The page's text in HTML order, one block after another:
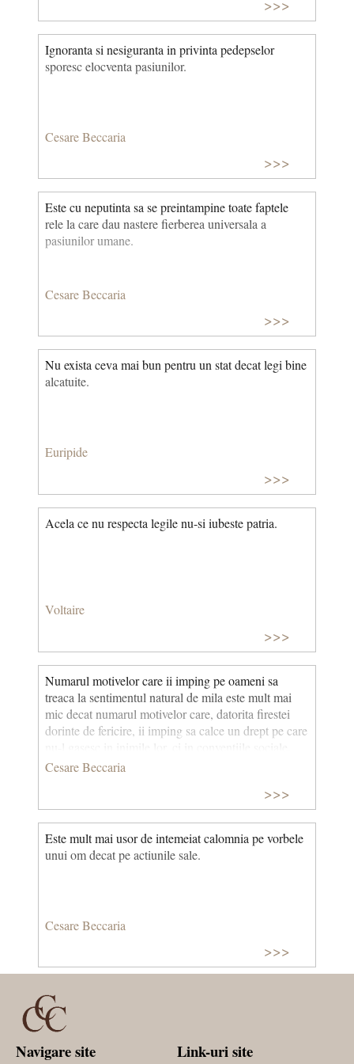
>>>
Ignoranta si nesiguranta in privinta pedepselor
sporesc elocventa pasiunilor.
Cesare Beccaria
>>>
Este cu neputinta sa se preintampine toate faptele
rele la care dau nastere fierberea universala a
pasiunilor umane.
Cesare Beccaria
>>>
Nu exista ceva mai bun pentru un stat decat legi bine
alcatuite.
Euripide
>>>
Acela ce nu respecta legile nu-si iubeste patria.
Voltaire
>>>
Numarul motivelor care ii imping pe oameni sa
treaca la sentimentul natural de mila este mult mai
mic decat numarul motivelor care, datorita firestei
dorinte de fericire, ii imping sa calce un drept pe care
Cesare Beccaria
>>>
Este mult mai usor de intemeiat calomnia pe vorbele
unui om decat pe actiunile sale.
Cesare Beccaria
>>>
Navigare site Link-uri site